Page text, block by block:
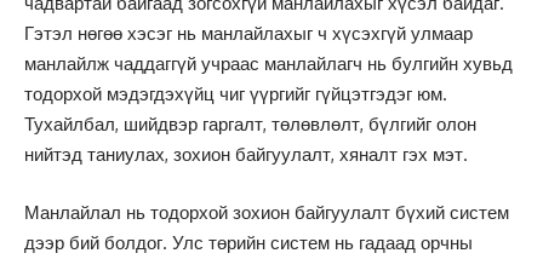
Гэтэл нөгөө хэсэг нь манлайлахыг ч хүсэхгүй улмаар
манлайлж чаддаггүй учраас манлайлагч нь булгийн хувьд
тодорхой мэдэгдэхүйц чиг үүргийг гүйцэтгэдэг юм.
Тухайлбал, шийдвэр гаргалт, төлөвлөлт, бүлгийг олон
нийтэд таниулах, зохион байгуулалт, хяналт гэх мэт.
Манлайлал нь тодорхой зохион байгуулалт бүхий систем
дээр бий болдог. Улс төрийн систем нь гадаад орчны